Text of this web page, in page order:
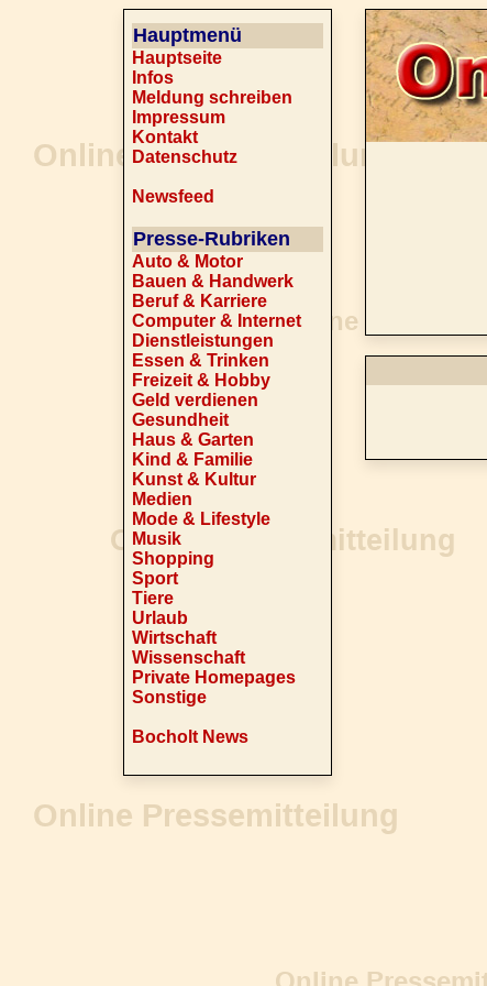
Hauptmenü
Hauptseite
Infos
Meldung schreiben
Impressum
Kontakt
Datenschutz
Newsfeed
Presse-Rubriken
Auto & Motor
Bauen & Handwerk
Beruf & Karriere
Computer & Internet
Dienstleistungen
Essen & Trinken
Freizeit & Hobby
Geld verdienen
Gesundheit
Haus & Garten
Kind & Familie
Kunst & Kultur
Medien
Mode & Lifestyle
Musik
Shopping
Sport
Tiere
Urlaub
Wirtschaft
Wissenschaft
Private Homepages
Sonstige
Bocholt News